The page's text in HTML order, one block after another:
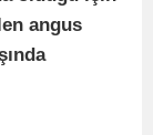
angus